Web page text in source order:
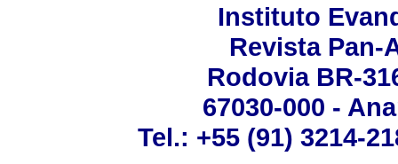
Instituto
Revista Pan-
Rodovia BR-
67030-000 -
Tel.: +55 (91) 3214-